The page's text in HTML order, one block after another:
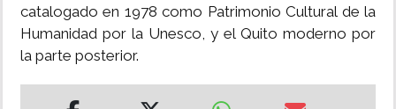
catalogado en 1978 como Patrimonio Cultural de la
Humanidad por la Unesco, y el Quito moderno por
la parte posterior.